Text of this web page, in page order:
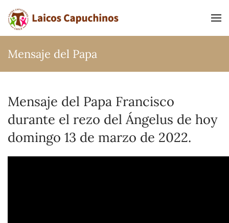
Ir al contenido principal
Mensaje del Papa
Mensaje del Papa Francisco
durante el rezo del Ángelus de hoy
domingo 13 de marzo de 2022.